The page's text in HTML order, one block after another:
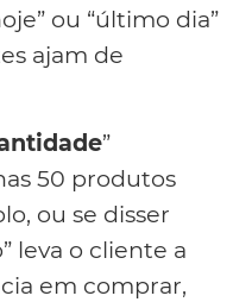
ou “último dia”
ajam de
”
50 produtos
ou se disser
leva o cliente a
em comprar,